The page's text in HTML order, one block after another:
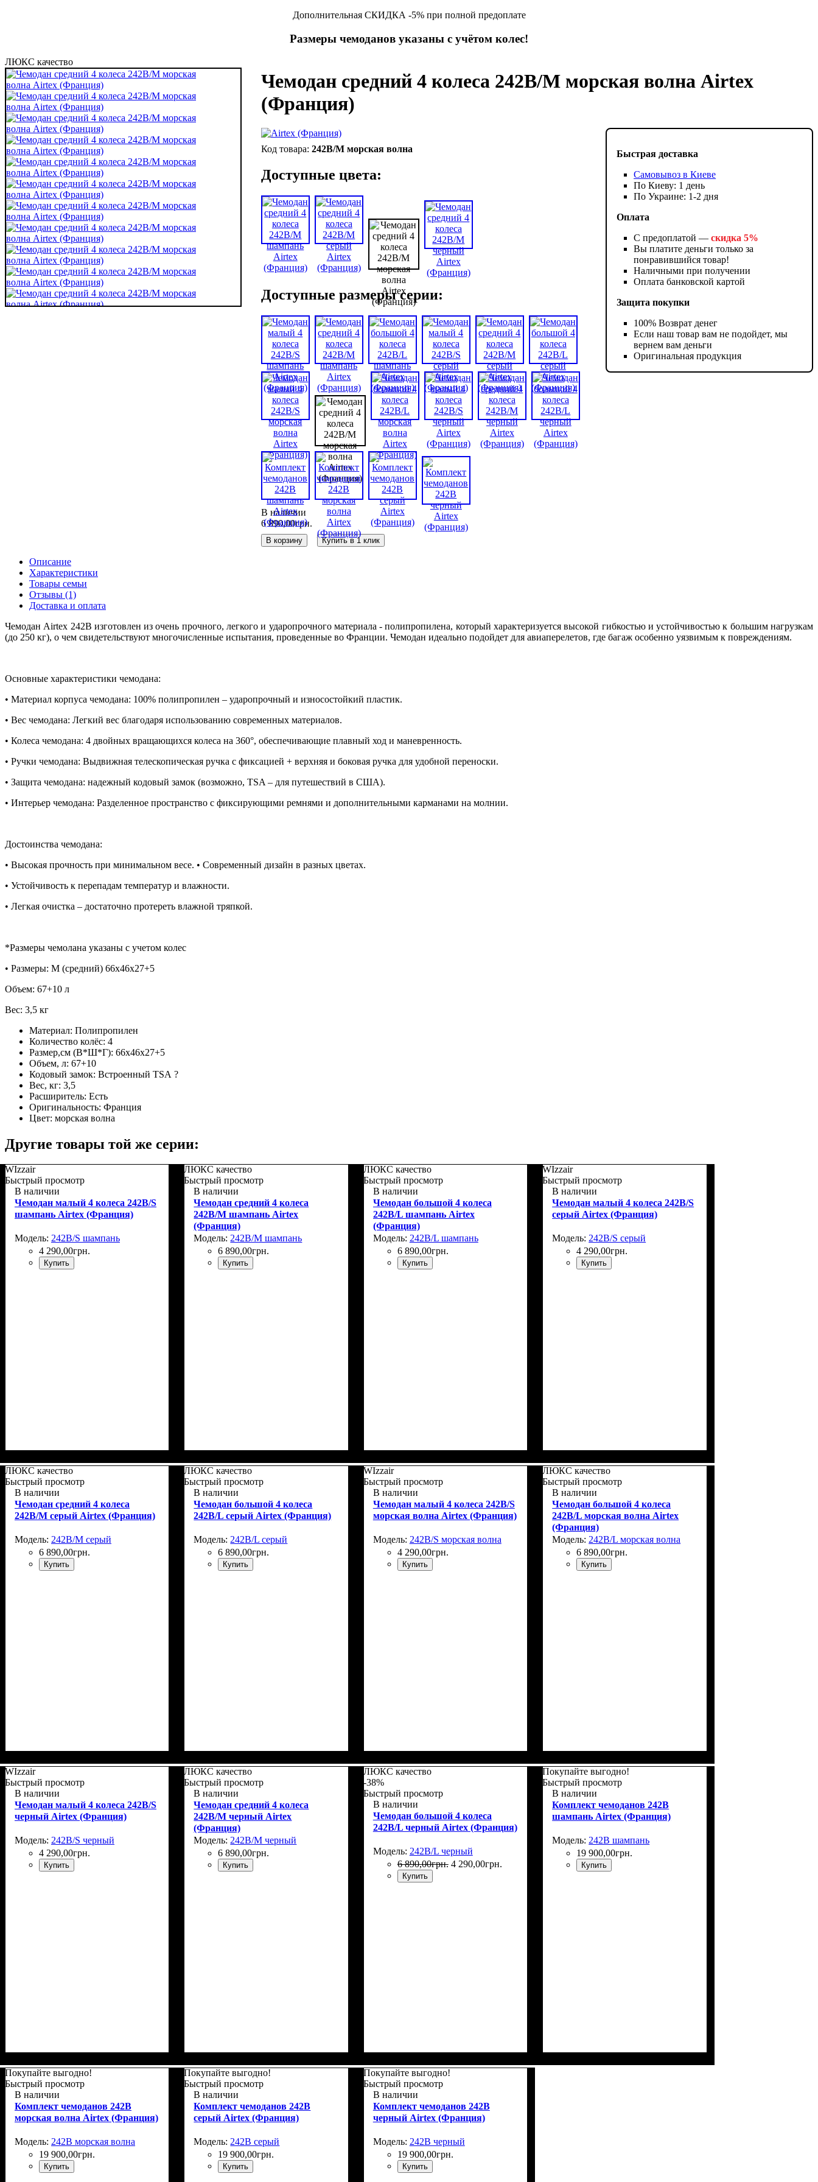
Дополнительная СКИДКА -5% при полной предоплате
Размеры чемоданов указаны с учётом колес!
ЛЮКС качество
Чемодан средний 4 колеса 242B/M морская волна Airtex
(Франция)
Быстрая доставка
Самовывоз в Киеве
По Киеву: 1 день
По Украине: 1-2 дня
Оплата
С предоплатой —скидка 5%
Вы платите деньги только за
понравившийся товар!
Наличными при получении
Оплата банковской картой
Защита покупки
100% Возврат денег
Если наш товар вам не подойдет, мы
вернем вам деньги
Оригинальная продукция
242B/M морская волна
Доступные цвета:
Доступные размеры серии:
В наличии
6 890,00грн.
В корзину Купить в 1 клик
Описание
Характеристики
Товары семьи
Отзывы (1)
Доставка и оплата
Чемодан Airtex 242B изготовлен из очень прочного, легкого и ударопрочного материала - полипропилена, который характеризуется высокой гибкостью и устойчивостью к большим нагрузкам
(до 250 кг), о чем свидетельствуют многочисленные испытания, проведенные во Франции. Чемодан идеально подойдет для авиаперелетов, где багаж особенно уязвимым к повреждениям.
Основные характеристики чемодана:
• Материал корпуса чемодана: 100% полипропилен – ударопрочный и износостойкий пластик.
• Вес чемодана: Легкий вес благодаря использованию современных материалов.
• Колеса чемодана: 4 двойных вращающихся колеса на 360°, обеспечивающие плавный ход и маневренность.
• Ручки чемодана: Выдвижная телескопическая ручка с фиксацией + верхняя и боковая ручка для удобной переноски.
• Защита чемодана: надежный кодовый замок (возможно, TSA – для путешествий в США).
• Интерьер чемодана: Разделенное пространство с фиксирующими ремнями и дополнительными карманами на молнии.
Достоинства чемодана:
• Высокая прочность при минимальном весе. • Современный дизайн в разных цветах.
• Устойчивость к перепадам температур и влажности.
• Легкая очистка – достаточно протереть влажной тряпкой.
*Размеры чемолана указаны с учетом колес
• Размеры: М (средний) 66x46х27+5
Объем: 67+10 л
Вес: 3,5 кг
Материал: Полипропилен
Количество колёс: 4
Размер,см (В*Ш*Г): 66x46х27+5
Объем, л: 67+10
Кодовый замок: Встроенный TSA ?
Вес, кг: 3,5
Расширитель: Есть
Оригинальность: Франция
Цвет: морская волна
Другие товары той же серии:
WIzzair
Быстрый просмотр
В наличии
Чемодан малый 4 колеса 242B/S
шампань Airtex (Франция)
Модель: 242B/S шампань
4 290,00грн.
Купить
ЛЮКС качество
Быстрый просмотр
В наличии
Чемодан средний 4 колеса
242B/M шампань Airtex
(Франция)
Модель:242B/M шампань
6 890,00грн.
Купить
ЛЮКС качество
Быстрый просмотр
В наличии
Чемодан большой 4 колеса
242B/L шампань Airtex
(Франция)
Модель: 242B/L шампань
6 890,00грн.
Купить
WIzzair
Быстрый просмотр
В наличии
Чемодан малый 4 колеса 242B/S
серый Airtex (Франция)
Модель:242B/S серый
4 290,00грн.
Купить
ЛЮКС качество
Быстрый просмотр
В наличии
Чемодан средний 4 колеса
242B/M серый Airtex (Франция)
Модель: 242B/M серый
6 890,00грн.
Купить
ЛЮКС качество
Быстрый просмотр
В наличии
Чемодан большой 4 колеса
242B/L серый Airtex (Франция)
Модель: 242B/L серый
6 890,00грн.
Купить
WIzzair
Быстрый просмотр
В наличии
Чемодан малый 4 колеса 242B/S
морская волна Airtex (Франция)
Модель: 242B/S морская волна
4 290,00грн.
Купить
ЛЮКС качество
Быстрый просмотр
В наличии
Чемодан большой 4 колеса
242B/L морская волна Airtex
(Франция)
Модель: 242B/L морская волна
6 890,00грн.
Купить
WIzzair
Быстрый просмотр
В наличии
Чемодан малый 4 колеса 242B/S
черный Airtex (Франция)
Модель: 242B/S черный
4 290,00грн.
Купить
ЛЮКС качество
Быстрый просмотр
В наличии
Чемодан средний 4 колеса
242B/M черный Airtex
(Франция)
Модель: 242B/M черный
6 890,00грн.
Купить
ЛЮКС качество
-38%
Быстрый просмотр
В наличии
Чемодан большой 4 колеса
242B/L черный Airtex (Франция)
Модель: 242B/L черный
6 890,00грн. 4 290,00грн.
Купить
Покупайте выгодно!
Быстрый просмотр
В наличии
Комплект чемоданов 242B
шампань Airtex (Франция)
Модель: 242B шампань
19 900,00грн.
Купить
Покупайте выгодно!
Быстрый просмотр
В наличии
Комплект чемоданов 242B
морская волна Airtex (Франция)
Модель: 242B морская волна
19 900,00грн.
Купить
Покупайте выгодно!
Быстрый просмотр
В наличии
Комплект чемоданов 242B
серый Airtex (Франция)
Модель: 242B серый
19 900,00грн.
Купить
Покупайте выгодно!
Быстрый просмотр
В наличии
Комплект чемоданов 242B
черный Airtex (Франция)
Модель: 242B черный
19 900,00грн.
Купить